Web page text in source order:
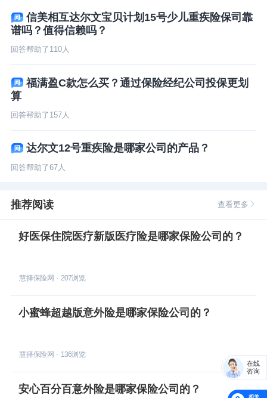
信美相互达尔文宝贝计划15号少儿重疾险保司靠
谱吗？值得信赖吗？
回答帮助了 110人
福满盈C款怎么买？通过保险经纪公司投保更划
算
回答帮助了 157人
达尔文12号重疾险是哪家公司的产品？
回答帮助了67人
推荐阅读 查看更多
好医保住院医疗新版医疗险是哪家保险公司的？
慧择保险网 · 207浏览
小蜜蜂超越版意外险是哪家保险公司的？
慧择保险网 · 136浏览
安心百分百意外险是哪家保险公司的？
相关
在线
咨询